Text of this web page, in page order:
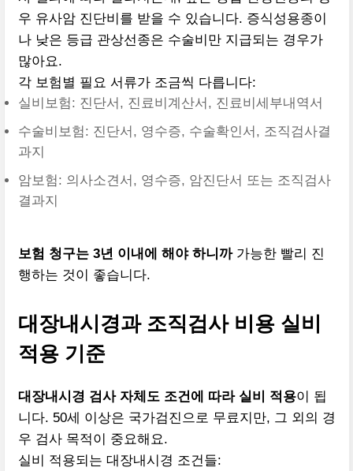
우 유사암 진단비를 받을 수 있습니다. 증식성용종이
나 낮은 등급 관상선종은 수술비만 지급되는 경우가
많아요.
각 보험별 필요 서류가 조금씩 다릅니다:
실비보험: 진단서, 진료비계산서, 진료비세부내역서
수술비보험: 진단서, 영수증, 수술확인서, 조직검사결
과지
암보험: 의사소견서, 영수증, 암진단서 또는 조직검사
결과지
보험 청구는 3년 이내에 해야 하니까가능한 빨리 진
행하는 것이 좋습니다.
대장내시경과 조직검사 비용 실비
적용 기준
대장내시경 검사 자체도 조건에 따라 실비 적용이 됩
니다. 50세 이상은 국가검진으로 무료지만, 그 외의 경
우 검사 목적이 중요해요.
실비 적용되는 대장내시경 조건들: